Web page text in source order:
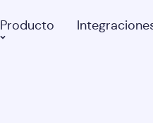
Producto